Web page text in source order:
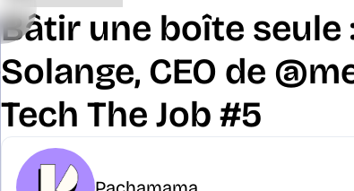
Bâtir une boîte seule
Solange, CEO de
Tech The Job #5